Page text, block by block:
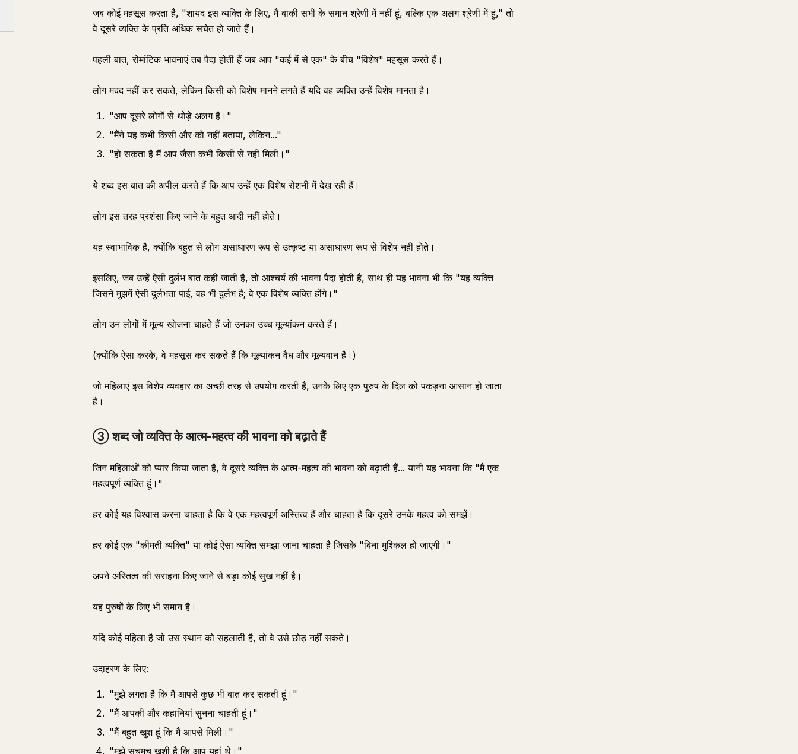
जब कोई महसूस करता है, "शायद इस व्यक्ति के लिए, मैं बाकी सभी के समान श्रेणी में नहीं हूं, बल्कि एक अलग श्रेणी में हूं," तो
वे दूसरे व्यक्ति के प्रति अधिक सचेत हो जाते हैं।
पहली बात, रोमांटिक भावनाएं तब पैदा होती हैं जब आप "कई में से एक" के बीच "विशेष" महसूस करते हैं।
लोग मदद नहीं कर सकते, लेकिन किसी को विशेष मानने लगते हैं यदि वह व्यक्ति उन्हें विशेष मानता है।
"आप दूसरे लोगों से थोड़े अलग हैं।"
"मैंने यह कभी किसी और को नहीं बताया, लेकिन..."
"हो सकता है मैं आप जैसा कभी किसी से नहीं मिली।"
ये शब्द इस बात की अपील करते हैं कि आप उन्हें एक विशेष रोशनी में देख रही हैं।
लोग इस तरह प्रशंसा किए जाने के बहुत आदी नहीं होते।
यह स्वाभाविक है, क्योंकि बहुत से लोग असाधारण रूप से उत्कृष्ट या असाधारण रूप से विशेष नहीं होते।
इसलिए, जब उन्हें ऐसी दुर्लभ बात कही जाती है, तो आश्चर्य की भावना पैदा होती है, साथ ही यह भावना भी कि "यह व्यक्ति
जिसने मुझमें ऐसी दुर्लभता पाई, वह भी दुर्लभ है; वे एक विशेष व्यक्ति होंगे।"
लोग उन लोगों में मूल्य खोजना चाहते हैं जो उनका उच्च मूल्यांकन करते हैं।
(क्योंकि ऐसा करके, वे महसूस कर सकते हैं कि मूल्यांकन वैध और मूल्यवान है।)
जो महिलाएं इस विशेष व्यवहार का अच्छी तरह से उपयोग करती हैं, उनके लिए एक पुरुष के दिल को पकड़ना आसान हो जाता
है।
③ शब्द जो व्यक्ति के आत्म-महत्व की भावना को बढ़ाते हैं
जिन महिलाओं को प्यार किया जाता है, वे दूसरे व्यक्ति के आत्म-महत्व की भावना को बढ़ाती हैं... यानी यह भावना कि "मैं एक
महत्वपूर्ण व्यक्ति हूं।"
हर कोई यह विश्वास करना चाहता है कि वे एक महत्वपूर्ण अस्तित्व हैं और चाहता है कि दूसरे उनके महत्व को समझें।
हर कोई एक "कीमती व्यक्ति" या कोई ऐसा व्यक्ति समझा जाना चाहता है जिसके "बिना मुश्किल हो जाएगी।"
अपने अस्तित्व की सराहना किए जाने से बड़ा कोई सुख नहीं है।
यह पुरुषों के लिए भी समान है।
यदि कोई महिला है जो उस स्थान को सहलाती है, तो वे उसे छोड़ नहीं सकते।
उदाहरण के लिए:
"मुझे लगता है कि मैं आपसे कुछ भी बात कर सकती हूं।"
"मैं आपकी और कहानियां सुनना चाहती हूं।"
"मैं बहुत खुश हूं कि मैं आपसे मिली।"
"मुझे सचमुच खुशी है कि आप यहां थे।"